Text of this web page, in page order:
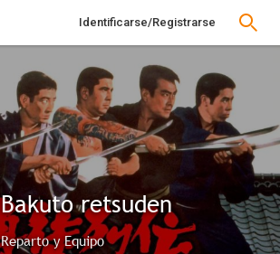
Identificarse/Registrarse
Bakuto retsuden
Reparto y Equipo